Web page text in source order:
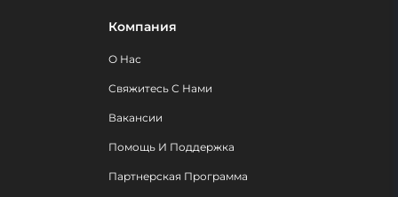
Компания
О Нас
Свяжитесь С Нами
Вакансии
Помощь И Поддержка
Партнерская Программа